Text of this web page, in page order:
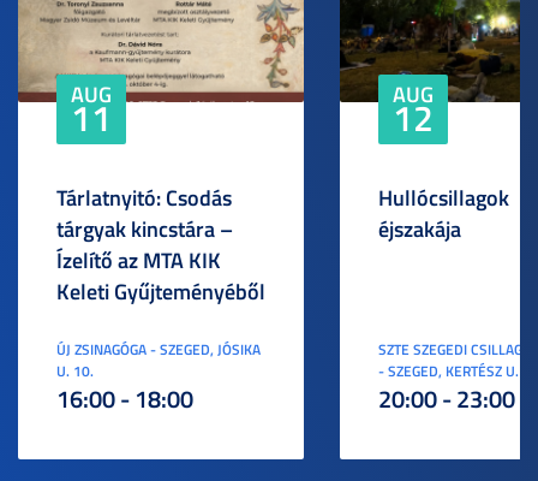
AUG
11
Tárlatnyitó: Csodás
tárgyak kincstára –
Ízelítő az MTA KIK
Keleti Gyűjteményéből
ÚJ ZSINAGÓGA - SZEGED, JÓSIKA
U. 10.
16:00 - 18:00
AUG
12
Hullócsillagok
éjszakája
SZTE SZEGEDI
- SZEGED, KERTÉSZ U. 3.
20:00 - 23:00